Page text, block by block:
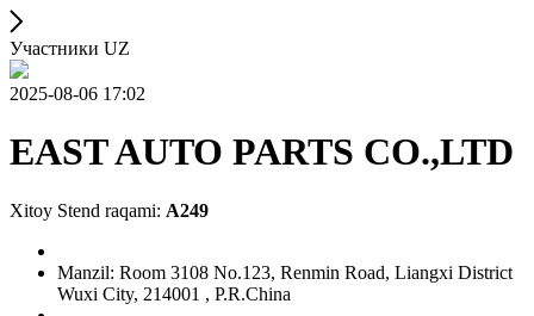
Участники UZ
2025-08-06 17:02
EAST AUTO PARTS CO.,LTD
Xitoy Stend raqami: A249
Manzil: Room 3108 No.123, Renmin Road, Liangxi District
Wuxi City, 214001 , P.R.China